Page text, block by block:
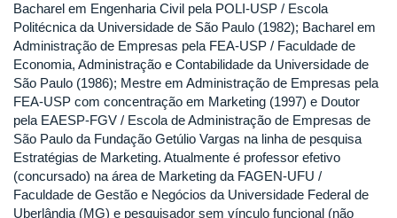
Bacharel em Engenharia Civil pela POLI-USP / Escola
Politécnica da Universidade de São Paulo (1982); Bacharel em
Administração de Empresas pela FEA-USP / Faculdade de
Economia, Administração e Contabilidade da Universidade de
São Paulo (1986); Mestre em Administração de Empresas pela
FEA-USP com concentração em Marketing (1997) e Doutor
pela EAESP-FGV / Escola de Administração de Empresas de
São Paulo da Fundação Getúlio Vargas na linha de pesquisa
Estratégias de Marketing. Atualmente é professor efetivo
(concursado) na área de Marketing da FAGEN-UFU /
Faculdade de Gestão e Negócios da Universidade Federal de
Uberlândia (MG) e pesquisador sem vínculo funcional (não